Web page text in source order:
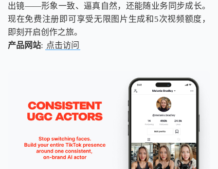
出镜——形象一致、逼真自然，还能随业务同步成长。
现在免费注册即可享受无限图片生成和5次视频额度，
即刻开启创作之旅。
产品网站: 点击访问